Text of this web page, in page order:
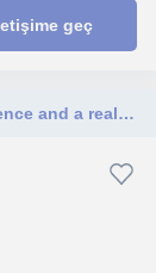
geç
An English teacher with 15+ years of experience and a real love for the language. CELTA-certified, with a Master's in Education